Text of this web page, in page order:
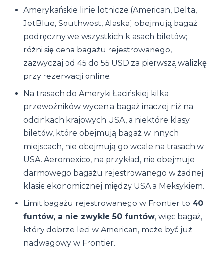
Amerykańskie linie lotnicze (American, Delta,
JetBlue, Southwest, Alaska) obejmują bagaż
podręczny we wszystkich klasach biletów;
różni się cena bagażu rejestrowanego,
zazwyczaj od 45 do 55 USD za pierwszą walizkę
przy rezerwacji online.
Na trasach do Ameryki Łacińskiej kilka
przewoźników wycenia bagaż inaczej niż na
odcinkach krajowych USA, a niektóre klasy
biletów, które obejmują bagaż w innych
miejscach, nie obejmują go wcale na trasach w
USA. Aeromexico, na przykład, nie obejmuje
darmowego bagażu rejestrowanego w żadnej
klasie ekonomicznej między USA a Meksykiem.
Limit bagażu rejestrowanego w Frontier to 40
funtów, a nie zwykłe 50 funtów, więc bagaż,
który dobrze leci w American, może być już
nadwagowy w Frontier.